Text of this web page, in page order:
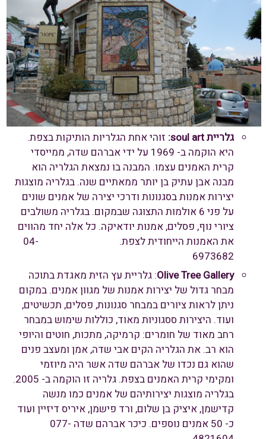
גלרייתsoul art
: זוהי אחת הגלריות הותיקות בצפת.
היא הוקמה ב- 1969 על ידי אברהם שדה, ממייסדי
קרית האמנים עצמו. המבנה בו נמצאת הגלריה הוא
מבנה אבן עתיק בן יותר ממאתיים שנה. בגלריה מוצגות
יצירות אמנות בסגנונות ודרכי יצירה של אמנים שונים
על פני 6 אולמות התצוגה שבמקום. בגלריה משולבים
ציורי נוף, פסלים, אמנות יודאיקה. כל אלה יחד מהווים
את האמנות הייחודית לצפת.
04-
6973682
Olive Tree Gallery: גלריית עץ הזית מאגדת בתוכה
מבחר גדול של יצירות אמנות של מגוון אמנים. במקום
ניתן לראות ציורים במבחר סגנונות, פסלים, תכשיטים,
ועוד. היצירות ססגוניות מאוד, כוללות שימוש במבחר
רחב מאוד של חומרים: קרמיקה, מתכות, חוטים והיופי
הוא רב. את הגלריה הקים אבי שדה, אמן ומעצב פנים
שהוא גם נכדו של אברהם שדה אשר היה מיוזמי
ומקימי קרית האמנים בצפת. גלריה זו הוקמה ב- 2005.
בגלריה מוצגות יצירותיהם של אמנים כמו מנשה
קדישמן, איציק בן שלום, ורד פישמן, איריס דיזיין ועוד
כ- 50 אמנים נוספים.
כיכר אברהם שדה 077-